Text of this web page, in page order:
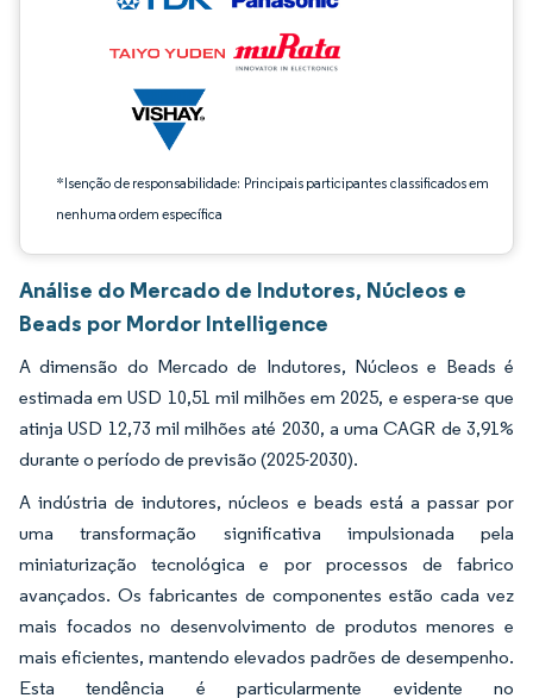
*Isenção de responsabilidade: Principais participantes classificados em
nenhuma ordem específica
Análise do Mercado de Indutores, Núcleos e
Beads por Mordor Intelligence
A dimensão do Mercado de Indutores, Núcleos e Beads é
estimada em USD 10,51 mil milhões em 2025, e espera-se que
atinja USD 12,73 mil milhões até 2030, a uma CAGR de 3,91%
durante o período de previsão (2025-2030).
A indústria de indutores, núcleos e beads está a passar por
uma transformação significativa impulsionada pela
miniaturização tecnológica e por processos de fabrico
avançados. Os fabricantes de componentes estão cada vez
mais focados no desenvolvimento de produtos menores e
mais eficientes, mantendo elevados padrões de desempenho.
Esta tendência é particularmente evidente no